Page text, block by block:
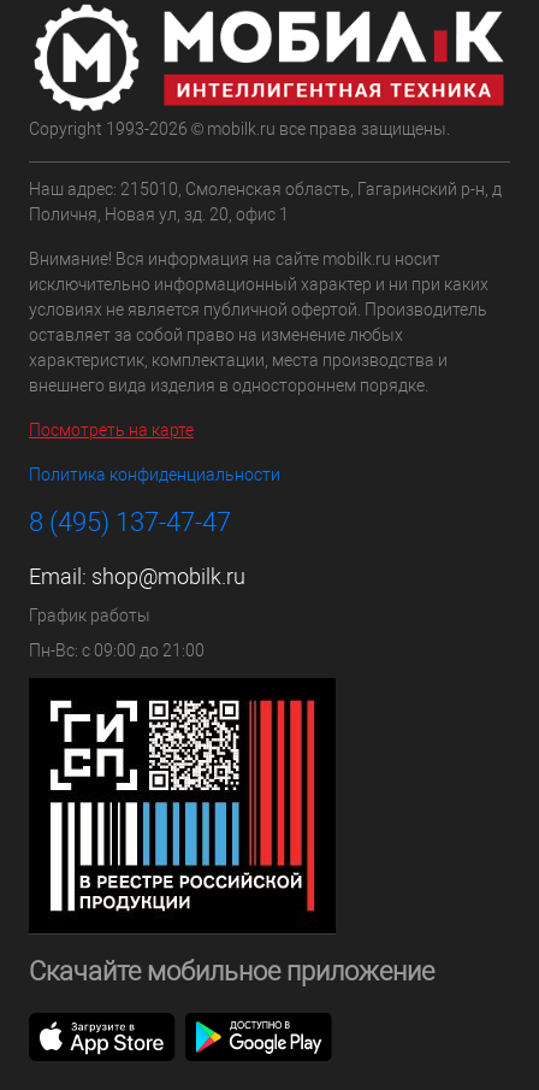
Copyright 1993-2026 © mobilk.ru все права защищены.
Наш адрес: 215010, Смоленская область, Гагаринский р-н, д
Поличня, Новая ул, зд. 20, офис 1
Внимание! Вся информация на сайте mobilk.ru носит
исключительно информационный характер и ни при каких
условиях не является публичной офертой. Производитель
оставляет за собой право на изменение любых
характеристик, комплектации, места производства и
внешнего вида изделия в одностороннем порядке.
Посмотреть на карте
Политика конфиденциальности
8 (495) 137-47-47
Email: shop@mobilk.ru
График работы
Пн-Вс: с 09:00 до 21:00
Скачайте мобильное приложение